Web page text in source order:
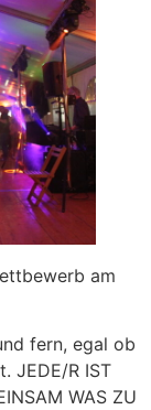
am
fern, egal ob
JEDE/R IST
WAS ZU